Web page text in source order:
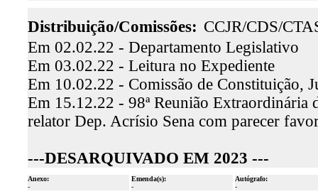
Distribuição/Comissões: CCJR/CDS/
Em 02.02.22 - Departamento Legislativo
Em 03.02.22 - Leitura no Expediente
Em 10.02.22 - Comissão de Constituição,
Em 15.12.22 - 98ª Reunião Extraordinária
relator Dep. Acrísio Sena com parecer
---DESARQUIVADO EM 2023 ---
Anexo:
-
Emenda(s):
-
Autógrafo:
-